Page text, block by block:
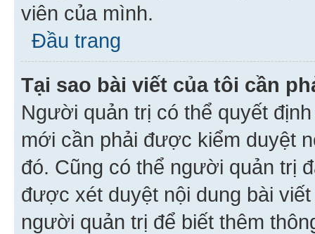
viên của mình.
Đầu trang
Tại sao bài viết của tôi cần
Người quản trị có thể quyết
mới cần phải được kiểm duyệt
đó. Cũng có thể người quản trị
được xét duyệt nội dung bài
người quản trị để biết thêm